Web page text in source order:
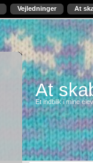
Vejledninger At
At
Et indblik i mine